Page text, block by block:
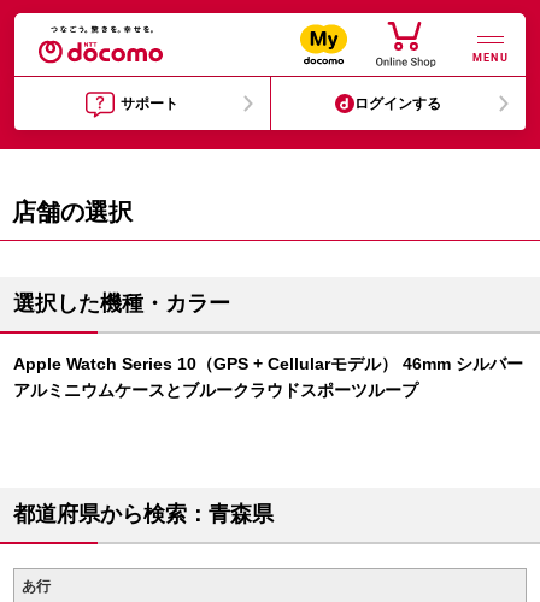
MENU
サポート ログインする
店舗の選択
選択した機種・カラー
Apple Watch Series 10（GPS + Cellularモデル） 46mm シルバー
アルミニウムケースとブルークラウドスポーツループ
都道府県から検索：青森県
あ行